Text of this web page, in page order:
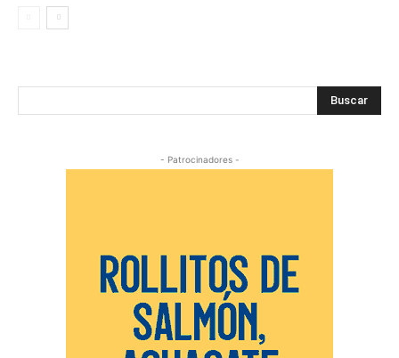
Buscar
- Patrocinadores -